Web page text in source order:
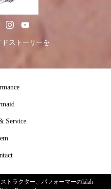
ドストーリーを
Service
トラクター、パフォーマーのlalah